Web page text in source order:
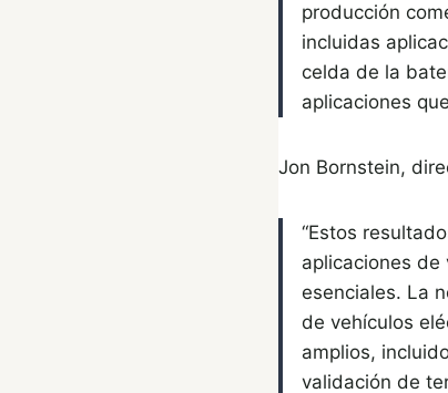
producción
incluidas
celda de la
aplicaciones
Jon Bornstein,
“Estos
aplicaciones
esenciales. La
de vehículos
amplios,
validación de